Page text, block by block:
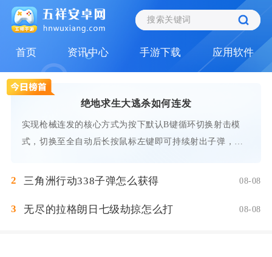
首页 资讯中心 手游下载 应用软件
绝地求生大逃杀如何连发
实现枪械连发的核心方式为按下默认B键循环切换射击模
式，切换至全自动后长按鼠标左键即可持续射出子弹，部
2 三角洲行动338子弹怎么获得 08-08
3 无尽的拉格朗日七级劫掠怎么打 08-08